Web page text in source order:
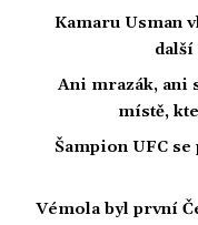
Kamaru Usman
Ani mrazák, ani
místě,
Šampion UFC
Vémola byl první